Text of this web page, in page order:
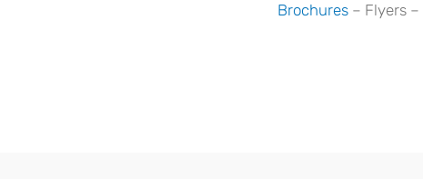
Brochures – Flyers –